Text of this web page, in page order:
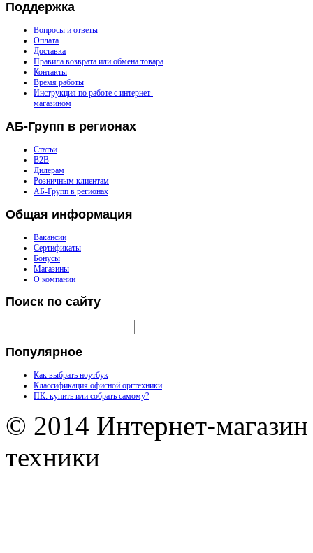
Поддержка
Вопросы и ответы
Оплата
Доставка
Правила возврата или обмена товара
Контакты
Время работы
Инструкция по работе с интернет-
магазином
АБ-Групп в регионах
Статьи
B2B
Дилерам
Розничным клиентам
АБ-Групп в регионах
Общая информация
Вакансии
Сертификаты
Бонусы
Магазины
О компании
Поиск по сайту
Популярное
Как выбрать ноутбук
Классификация офисной оргтехники
ПК: купить или собрать самому?
© 2014 Интернет-
техники